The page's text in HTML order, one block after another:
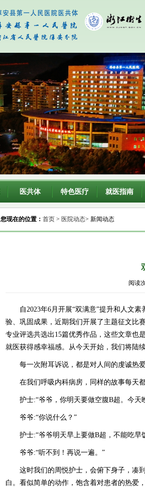
医共体 特色医疗 就医指南
您现在的位置： 首页 > 医院动态> 新闻动态
阅读
自2023年6月开展“双满意”提升和人文
验、巩固成果，近期我们开展了主题征文比
专业评选共选出15篇优秀作品，这些文章也
就医获得感幸福感。从今天开始，我们将
每一次附耳诉说，都是对人间的虔诚热爱
在我们呼吸内科病房，同样的故事每天都
护士:“爷爷，你明天要做空腹B超。今
爷爷:“你说什么？”
护士:“爷爷明天早上要做B超，不能吃早
爷爷:“听不到！再说一遍。”
这时我们的周悦护士，会俯下身子，凑
白。看似简单的动作，饱含着对患者的热爱